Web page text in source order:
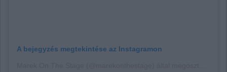
A bejegyzés megtekintése az Instagramon